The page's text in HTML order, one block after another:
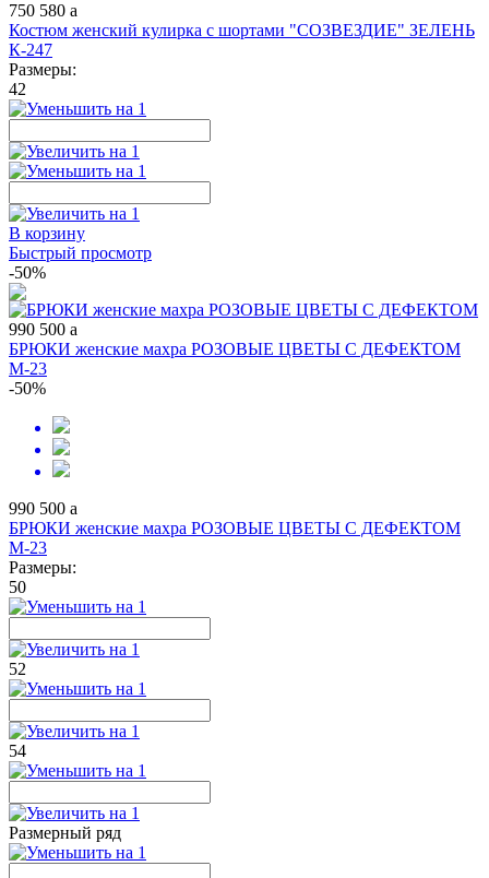
750 580 a
Костюм женский кулирка с шортами "СОЗВЕЗДИЕ" ЗЕЛЕНЬ
К-247
Размеры:
42
В корзину
Быстрый просмотр
-50%
990 500 a
БРЮКИ женские махра РОЗОВЫЕ ЦВЕТЫ С ДЕФЕКТОМ
М-23
-50%
990 500 a
БРЮКИ женские махра РОЗОВЫЕ ЦВЕТЫ С ДЕФЕКТОМ
М-23
Размеры:
50
52
54
Размерный ряд